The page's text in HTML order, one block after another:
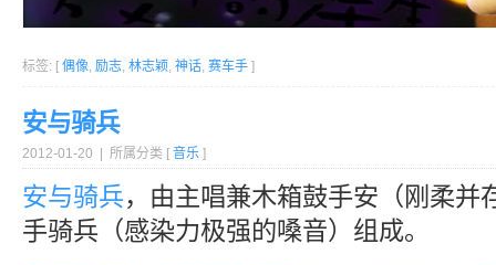
标签: [ 偶像, 励志, 林志颖, 神话, 赛车手 ]
安与骑兵
2012-01-20 | 所属分类 [ 音乐 ]
安与骑兵，由主唱兼木箱鼓手安（刚柔并
手骑兵（感染力极强的嗓音）组成。